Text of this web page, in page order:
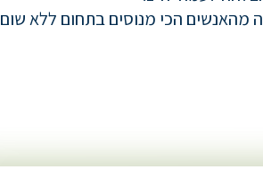
מהאנשים הכי מנוסים בתחום ללא שום